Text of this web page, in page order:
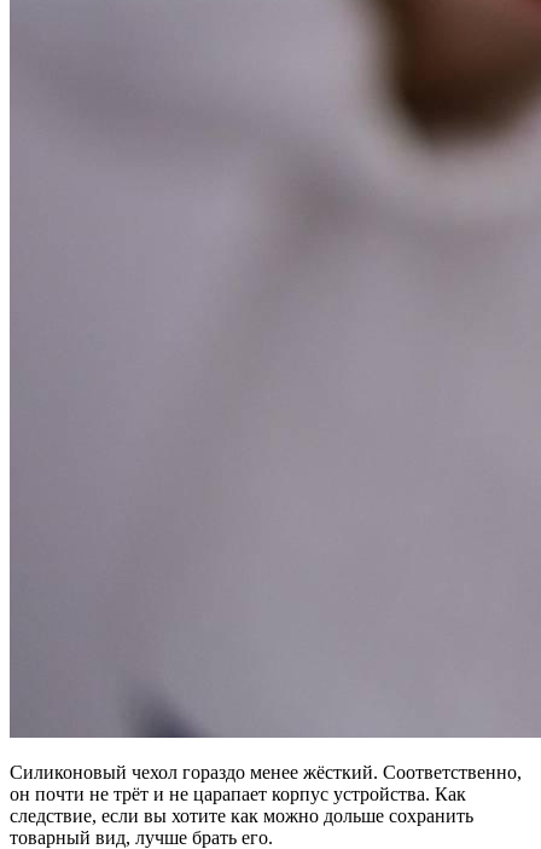
Силиконовый чехол гораздо менее жёсткий. Соответственно,
он почти не трёт и не царапает корпус устройства. Как
следствие, если вы хотите как можно дольше сохранить
товарный вид, лучше брать его.